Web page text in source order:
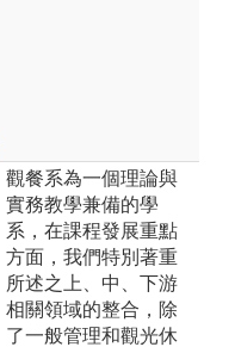
觀餐系為一個理論與
實務教學兼備的學
系，在課程發展重點
方面，我們特別著重
所述之上、中、下游
相關領域的整合，除
了一般管理和觀光休